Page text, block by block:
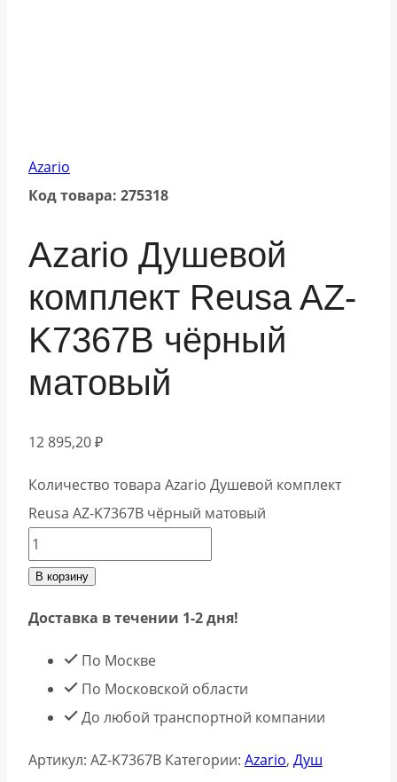
Azario
Код товара: 275318
Azario Душевой
комплект Reusa AZ-
K7367B чёрный
матовый
12 895,20₽
Количество товара Azario Душевой комплект
Reusa AZ-K7367B чёрный матовый
В корзину
Доставка в течении 1-2 дня!
По Москве
По Московской области
До любой транспортной компании
Артикул: AZ-K7367B Категории: Azario, Душ